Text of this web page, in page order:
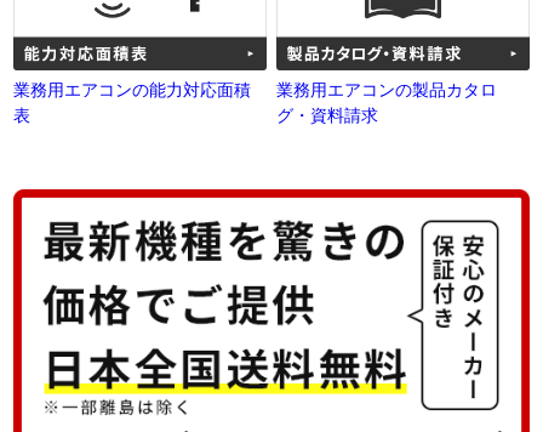
業務用エアコンの能力対応面積
表
業務用エアコンの製品カタロ
グ・資料請求